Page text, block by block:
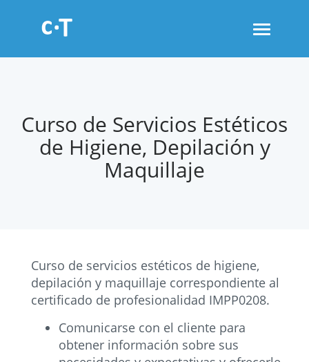
Toggle
Curso de Servicios Estéticos
de Higiene, Depilación y
Maquillaje
Curso de servicios estéticos de higiene,
depilación y maquillaje correspondiente al
certificado de profesionalidad IMPP0208.
Comunicarse con el cliente para
obtener información sobre sus